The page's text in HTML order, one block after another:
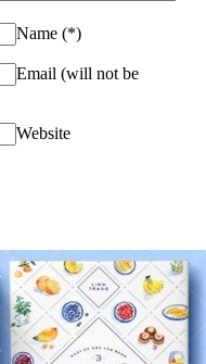
Name (*)
Email (will not be
Website